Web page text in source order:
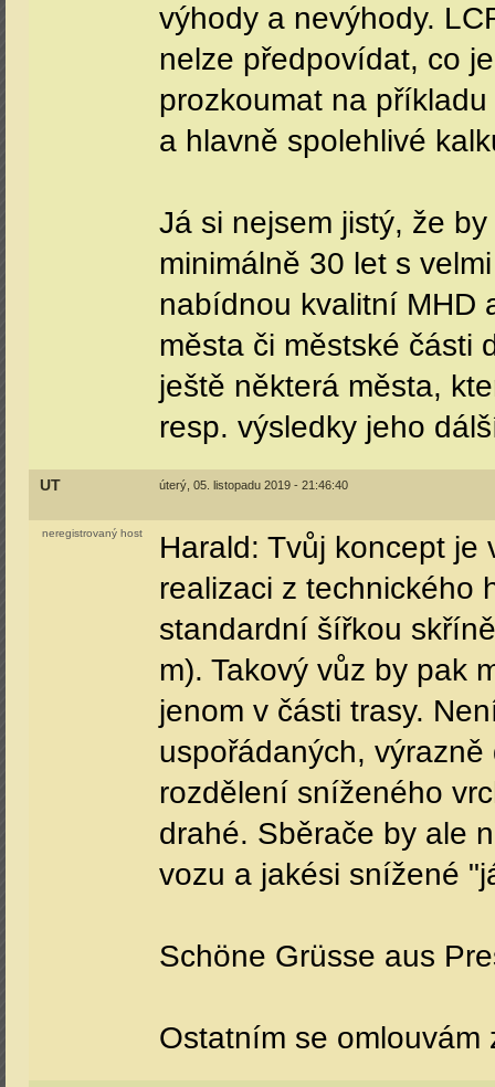
výhody a nevýhody.
nelze předpovídat, co
prozkoumat na
a hlavně spolehlivé
Já si nejsem jistý, že
minimálně 30 let s
nabídnou kvalitní MHD
města či městské části
ještě některá města,
resp. výsledky jeho
UT úterý, 05. listopadu 2019 - 21:46:40
neregistrovaný host
Harald: Tvůj koncept
realizaci z technického
standardní šířkou
m). Takový vůz by pak
jenom v části trasy.
uspořádaných,
rozdělení sníženého
drahé. Sběrače by ale
vozu a jakési snížené
Schöne Grüsse aus
Ostatním se